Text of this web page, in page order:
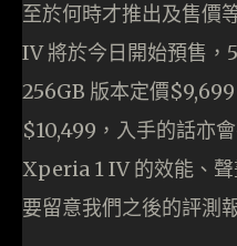
至於何時才推出及售價
IV 將於今日開始預售，
256GB 版本定價
$10,499，入手的話亦
Xperia 1 IV 的效能、
要留意我們之後的評測